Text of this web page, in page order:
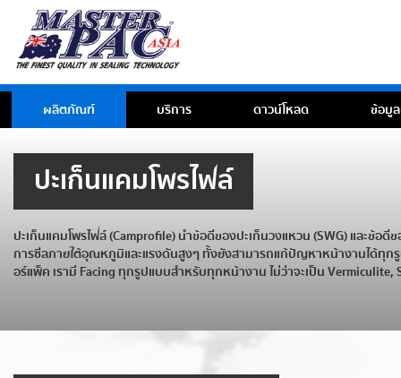
ผลิตภัณฑ์ บริการ ดาวน์โหลด ข้อมู
ปะเก็นแคมโพรไฟล์
ปะเก็นแคมโพรไฟล์ (Camprofile) นำข้อดีของปะเก็นวงแหวน (SWG) และข้
การซีลภายใต้อุณหภูมิและแรงดันสูงๆ ทั้งยังสามารถแก้ปัญหาหน้างานได้ทุ
อร์แพ็ค เรามี Facing ทุกรูปแบบสำหรับทุกหน้างาน ไม่ว่าจะเป็น Vermiculite,